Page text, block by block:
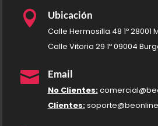
 Ubicación
Calle Hermosilla 48 1º 28001
Calle Vitoria 29 1º 09004
 Email
No Clientes:
Clientes: